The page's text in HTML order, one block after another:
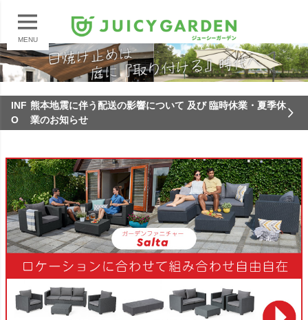
MENU
INF
O
熊本地震に伴う配送の影響について 及び 臨時休業・夏季休
業のお知らせ